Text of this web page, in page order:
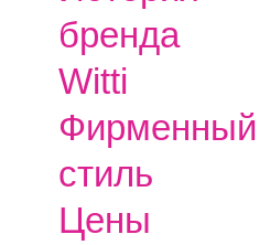
бренда
Witti
Фирменный
стиль
Цены